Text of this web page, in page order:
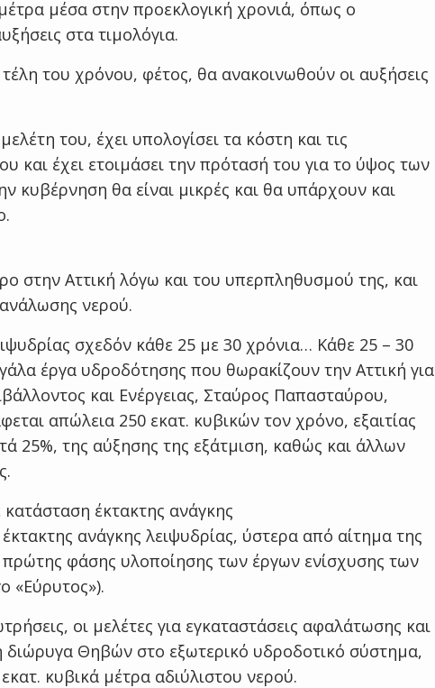
μέσα στην προεκλογική χρονιά, όπως ο
στα τιμολόγια.
του χρόνου, φέτος, θα ανακοινωθούν οι αυξήσεις
του, έχει υπολογίσει τα κόστη και τις
και έχει ετοιμάσει την πρότασή του για το ύψος των
κυβέρνηση θα είναι μικρές και θα υπάρχουν και
στην Αττική λόγω και του υπερπληθυσμού της, και
νερού.
σχεδόν κάθε 25 με 30 χρόνια… Κάθε 25 – 30
έργα υδροδότησης που θωρακίζουν την Αττική για
και Ενέργειας, Σταύρος Παπασταύρου,
απώλεια 250 εκατ. κυβικών τον χρόνο, εξαιτίας
25%, της αύξησης της εξάτμιση, καθώς και άλλων
κατάσταση έκτακτης ανάγκης
ανάγκης λειψυδρίας, ύστερα από αίτημα της
φάσης υλοποίησης των έργων ενίσχυσης των
«Εύρυτος»).
οι μελέτες για εγκαταστάσεις αφαλάτωσης και
Θηβών στο εξωτερικό υδροδοτικό σύστημα,
κυβικά μέτρα αδιύλιστου νερού.